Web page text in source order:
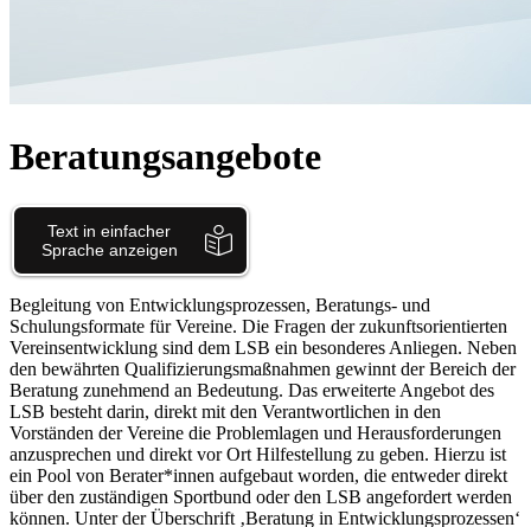
Beratungsangebote
Begleitung von Entwicklungsprozessen, Beratungs- und
Schulungsformate für Vereine. Die Fragen der zukunftsorientierten
Vereinsentwicklung sind dem LSB ein besonderes Anliegen. Neben
den bewährten Qualifizierungsmaßnahmen gewinnt der Bereich der
Beratung zunehmend an Bedeutung. Das erweiterte Angebot des
LSB besteht darin, direkt mit den Verantwortlichen in den
Vorständen der Vereine die Problemlagen und Herausforderungen
anzusprechen und direkt vor Ort Hilfestellung zu geben. Hierzu ist
ein Pool von Berater*innen aufgebaut worden, die entweder direkt
über den zuständigen Sportbund oder den LSB angefordert werden
können. Unter der Überschrift ‚Beratung in Entwicklungsprozessen‘